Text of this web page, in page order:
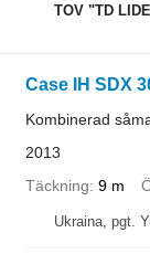
TOV "TD
Case IH SDX
Kombinerad
2013
Täckning 9 m
Ukraina, pgt.